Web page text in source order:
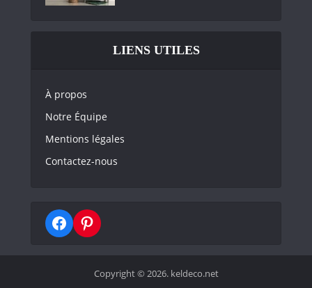
LIENS UTILES
À propos
Notre Équipe
Mentions légales
Contactez-nous
Copyright © 2026. keldeco.net